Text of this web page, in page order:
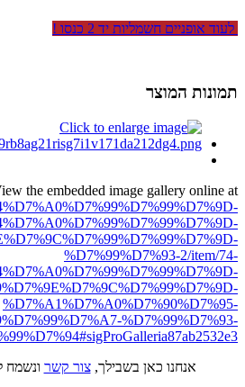
לעוד אופניים חשמליות יד 2 כנסו !
תמונות המוצר
the embedded image gallery online at:
%D7%99%D7%93-2/item/74-
%D7%A1%D7%A0%D7%90%D7%95-
%D7%99%D7%93-
אנחנו כאן בשבילך,צור קשר ונשמח